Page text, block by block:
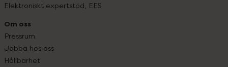
Elektroniskt expertstöd, EES
Om oss
Pressrum
Jobba hos oss
Hållbarhet